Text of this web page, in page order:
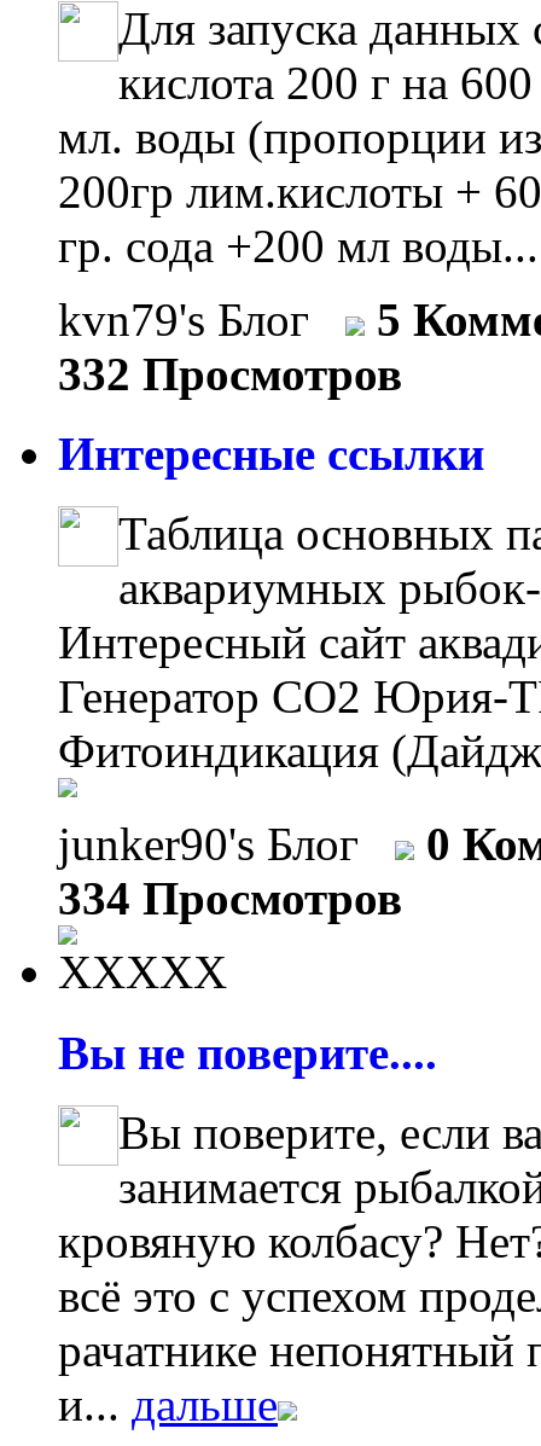
Для запуска
кислота 200 г на
мл. воды (пропорции
200гр лим.кислоты +
гр. сода +200 мл
kvn79's Блог
5
332 Просмотров
Интересные ссылки
Таблица основных
аквариумных
Интересный сайт
Генератор СО2 Юрия-
Фитоиндикация
junker90's Блог
0
334 Просмотров
Вы не поверите....
Вы поверите, если
занимается
кровяную колбасу?
всё это с успехом
рачатнике непонятный
и... дальше